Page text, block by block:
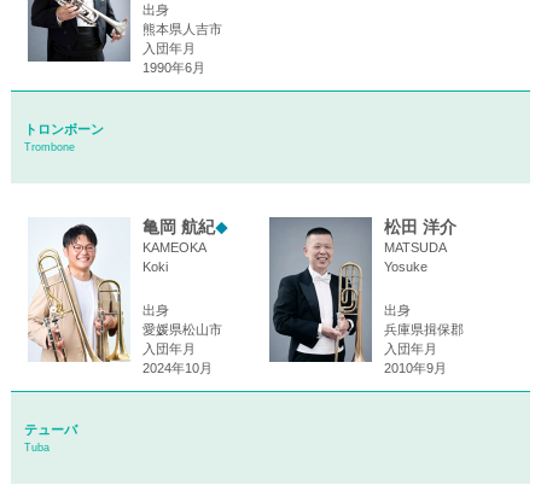
出身
熊本県人吉市
入団年月
1990年6月
トロンボーン
Trombone
亀岡 航紀◆
KAMEOKA
Koki
出身
愛媛県松山市
入団年月
2024年10月
松田 洋介
MATSUDA
Yosuke
出身
兵庫県揖保郡
入団年月
2010年9月
テューバ
Tuba